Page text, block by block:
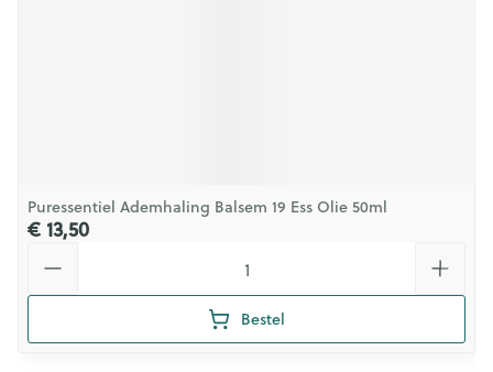
Puressentiel Ademhaling Balsem 19 Ess Olie 50ml
€ 13,50
Bestel